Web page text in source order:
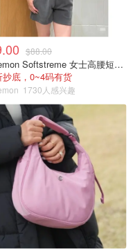
9943
$88.00
lululemon Softstreme 女士高腰短裤 10cm
抄底，0~4码有货
1730人感兴趣